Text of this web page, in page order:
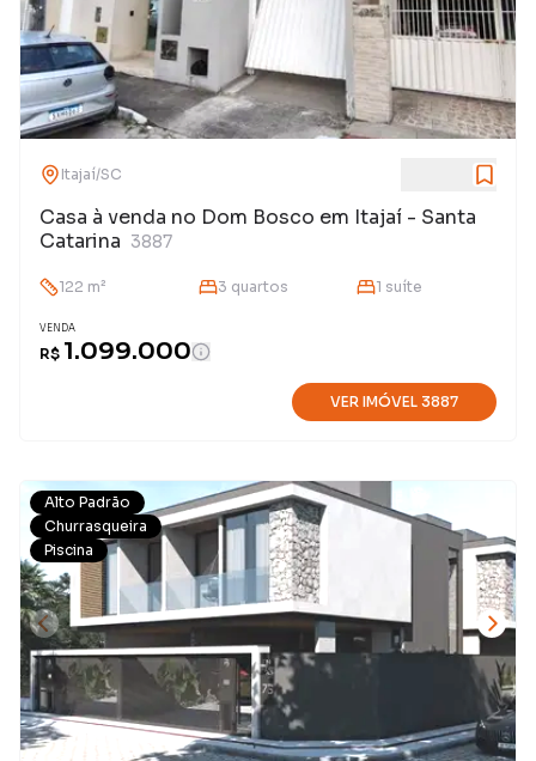
Itajaí/SC
Casa à venda no Dom Bosco em Itajaí - Santa
Catarina 3887
122 m² 3 quartos 1 suíte
VENDA
R$ 1.099.000
VER IMÓVEL 3887
Alto Padrão
Churrasqueira
Piscina